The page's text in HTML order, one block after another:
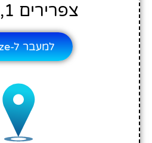
צפרירים 1, חיפה
למעבר ל-Waze